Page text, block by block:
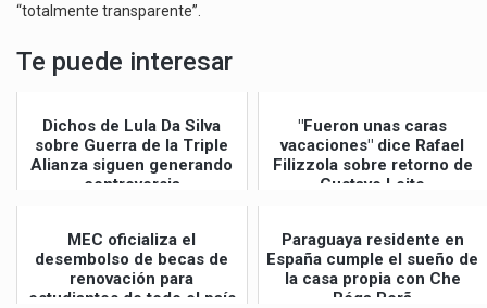
“totalmente transparente”.
Te puede interesar
Dichos de Lula Da Silva
sobre Guerra de la Triple
Alianza siguen generando
controversia
"Fueron unas caras
vacaciones" dice Rafael
Filizzola sobre retorno de
Gustavo Leite
MEC oficializa el
desembolso de becas de
renovación para
estudiantes de todo el país
Paraguaya residente en
España cumple el sueño de
la casa propia con Che
Róga Porã